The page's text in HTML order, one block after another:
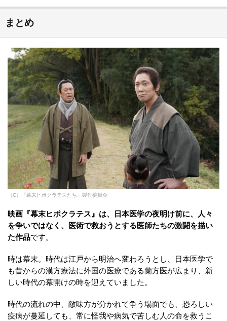
まとめ
（C）「幕末ヒポクラテスたち」製作委員会
映画『幕末ヒポクラテス』は、日本医学の夜明け前に、人々
を争いではなく、医術で救おうとする医師たちの激闘を描い
た作品です。
時は幕末。時代は江戸から明治へ変わろうとし、日本医学で
も昔からの漢方療法に外国の医療である蘭方医が広まり、新
しい時代の幕開けの時を迎えていました。
時代の流れの中、敵味方が分かれて争う場面でも、恐ろしい
疫病が蔓延しても、常に怪我や病気で苦しむ人の命を救うこ